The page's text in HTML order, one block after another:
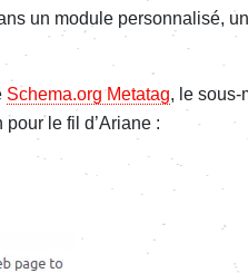
un module person­na­lisé,
Schema.org Meta­tag, le sous-
le fil d’Ariane :